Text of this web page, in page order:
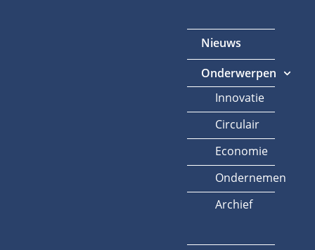
Nieuws
Onderwerpen
Innovatie
Circulair
Economie
Ondernemen
Archief